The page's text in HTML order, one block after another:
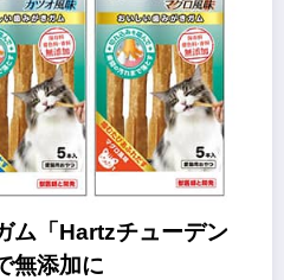
ム「Hartzチューデン
無添加に